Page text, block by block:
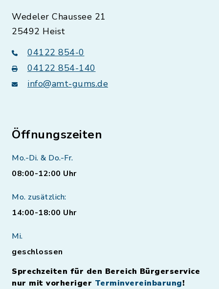
Wedeler Chaussee 21
25492 Heist
04122 854-0
04122 854-140
info@amt-gums.de
Öffnungszeiten
Mo.-Di. & Do.-Fr.
08:00-12:00 Uhr
Mo. zusätzlich:
14:00-18:00 Uhr
Mi.
geschlossen
Sprechzeiten für den Bereich Bürgerservice
nur mit vorheriger Terminvereinbarung!